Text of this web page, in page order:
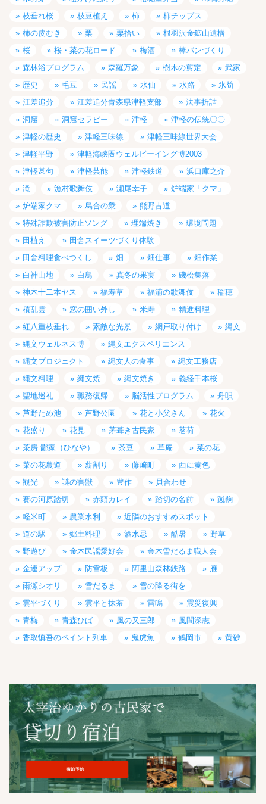
枝垂れ桜
枝豆植え 柿
柿チップス
柿の皮むき
栗 栗拾い
根羽沢金鉱山遺構
桜
桜・菜の花ロード 梅酒
棒パンづくり
森林浴プログラム
森羅万象 樹木の剪定
武家
歴史
毛豆 民謡 水仙 水路
氷筍
江差追分
江差追分青森県津軽支部
法事折詰
洞窟
洞窟セラピー 津軽
津軽の伝統〇〇
津軽の歴史
津軽三味線
津軽三味線世界大会
津軽平野
津軽海峡圏ウェルビーイング博2003
津軽甚句
津軽芸能 津軽鉄道
浜口庫之介
滝
漁村歌舞伎 瀬尾幸子
炉端家「クマ」
炉端家クマ
烏合の衆
熊野古道
特殊詐欺被害防止ソング
理端焼き
環境問題
田植え
田舎スイーツづくり体験
田舎料理食べつくし
畑 畑仕事
畑作業
白神山地
白鳥 真冬の果実
磯松集落
神木十二本ヤス
福寿草 福浦の歌舞伎
稲穂
積乱雲
窓の囲い外し 米寿
精進料理
紅八重枝垂れ
素敵な光景 網戸取り付け
縄文
縄文ウェルネス博
縄文エクスペリエンス
縄文プロジェクト
縄文人の食事
縄文工務店
縄文料理
縄文焼 縄文焼き
義経千本桜
聖地巡礼
職務復帰 脳活性プログラム
舟唄
芦野ため池
芦野公園 花と小父さん
花火
花盛り
花見 茅葺き古民家
茗荷
茶房 鄙家（ひなや）
茶豆 草庵
菜の花
菜の花農道
薪割り 藤崎町
西に黄色
観光
謎の害獣 豊作
貝合わせ
賽の河原踏切
赤頭カレイ 踏切の名前
蹴鞠
軽米町
農業水利
近隣のおすすめスポット
道の駅
郷土料理 酒水忌 酷暑
野草
野遊び
金木民謡愛好会
金木雪だるま職人会
金運アップ
防雪板 阿里山森林鉄路
雁
雨瀬シオリ
雪だるま
雪の降る街を
雲平づくり
雲平と抹茶 雷鳴
震災復興
青梅
青森ひば 風の又三郎
風間深志
香取慎吾のペイント列車
鬼虎魚 鶴岡市 黄砂